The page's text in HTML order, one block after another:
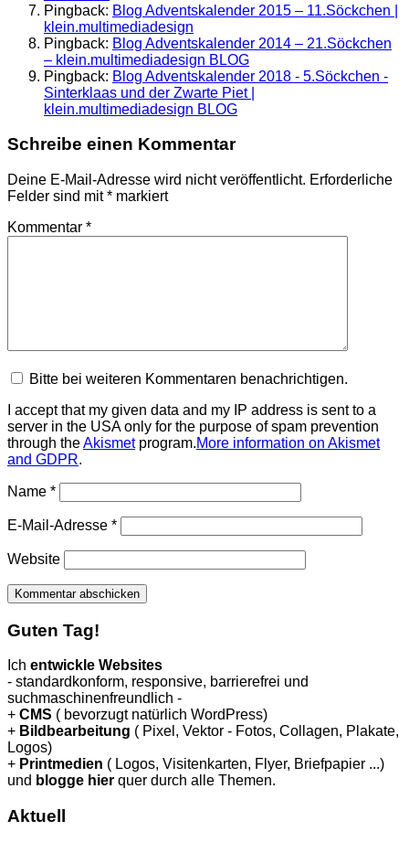
Pingback: Blog Adventskalender 2015 – 11.Söckchen |
klein.multimediadesign
Pingback: Blog Adventskalender 2014 – 21.Söckchen
– klein.multimediadesign BLOG
Pingback: Blog Adventskalender 2018 - 5.Söckchen -
Sinterklaas und der Zwarte Piet |
klein.multimediadesign BLOG
Schreibe einen Kommentar
Deine E-Mail-Adresse wird nicht veröffentlicht. Erforderliche
Felder sind mit* markiert
Kommentar *
Bitte bei weiteren Kommentaren benachrichtigen.
I accept that my given data and my IP address is sent to a
server in the USA only for the purpose of spam prevention
through theAkismetprogram.More information on Akismet
and GDPR.
Name *
E-Mail-Adresse *
Website
Guten Tag!
Ich entwickle Websites
- standardkonform, responsive, barrierefrei und
suchmaschinenfreundlich -
+ CMS ( bevorzugt natürlich WordPress)
+ Bildbearbeitung ( Pixel, Vektor - Fotos, Collagen, Plakate,
Logos)
+ Printmedien ( Logos, Visitenkarten, Flyer, Briefpapier ...)
und blogge hier quer durch alle Themen.
Aktuell